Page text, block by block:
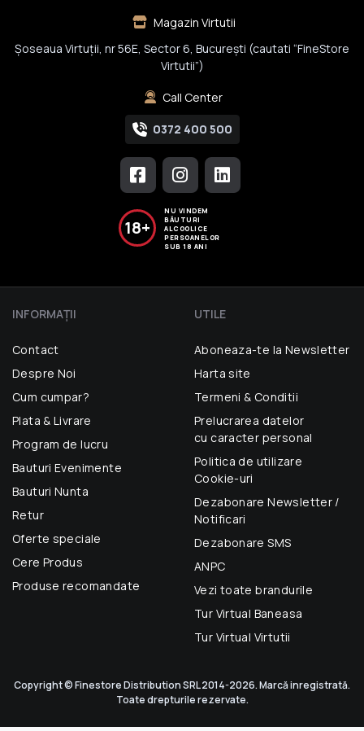
Magazin Virtutii
Șoseaua Virtuții, nr 56E, Sector 6, București (cautati “FineStore
Virtutii”)
Call Center
0372 400 500
18+
NU VINDEM
BĂUTURI
ALCOOLICE
PERSOANELOR
SUB 18 ANI
INFORMAŢII
Contact
Despre Noi
Cum cumpar?
Plata & Livrare
Program de lucru
Bauturi Evenimente
Bauturi Nunta
Retur
Oferte speciale
Cere Produs
Produse recomandate
UTILE
Aboneaza-te la Newsletter
Harta site
Termeni & Conditii
Prelucrarea datelor
cu caracter personal
Politica de utilizare
Cookie-uri
Dezabonare Newsletter /
Notificari
Dezabonare SMS
ANPC
Vezi toate brandurile
Tur Virtual Baneasa
Tur Virtual Virtutii
Copyright © Finestore Distribution SRL 2014-2026. Marcă inregistrată.
Toate drepturile rezervate.